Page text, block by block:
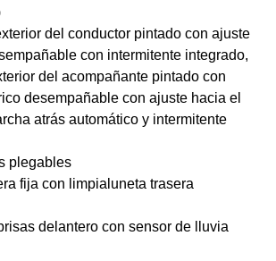
del conductor pintado con ajuste
con intermitente integrado,
del acompañante pintado con
desempañable con ajuste hacia el
atrás automático y intermitente
plegables
fija con limpialuneta trasera
delantero con sensor de lluvia